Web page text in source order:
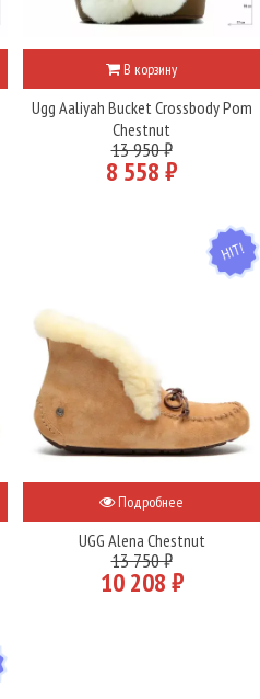
В корзину
Ugg Aaliyah Bucket Crossbody Pom
Chestnut
13 950 ₽
8 558 ₽
HIT
Подробнее
UGG Alena Chestnut
13 750 ₽
10 208 ₽